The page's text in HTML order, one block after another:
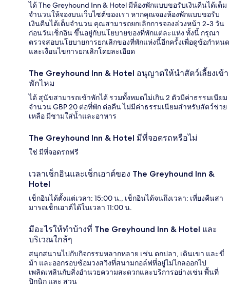
ได้ The Greyhound Inn & Hotel มีห้องพักแบบขอรับเงินคืนได้เต็ม
จำนวนให้จองบนเว็บไซต์ของเรา หากคุณจองห้องพักแบบขอรับ
เงินคืนได้เต็มจำนวน คุณสามารถยกเลิกการจองล่วงหน้า 2-3 วัน
ก่อนวันเช็กอิน ขึ้นอยู่กับนโยบายของที่พักแต่ละแห่ง ทั้งนี้ กรุณา
ตรวจสอบนโยบายการยกเลิกของที่พักแห่งนี้อีกครั้งเพื่อดูข้อกำหนด
และเงื่อนไขการยกเลิกโดยละเอียด
The Greyhound Inn & Hotel อนุญาตให้นำสัตว์เลี้ยงเข้า
พักไหม
ได้ สุนัขสามารถเข้าพักได้ รวมทั้งหมดไม่เกิน 2 ตัวมีค่าธรรมเนียม
จำนวน GBP 20 ต่อที่พัก ต่อคืน ไม่มีค่าธรรมเนียมสำหรับสัตว์ช่วย
เหลือ มีชามใส่น้ำและอาหาร
The Greyhound Inn & Hotel มีที่จอดรถหรือไม่
ใช่ มีที่จอดรถฟรี
เวลาเช็กอินและเช็กเอาต์ของ The Greyhound Inn &
Hotel
เช็กอินได้ตั้งแต่เวลา: 15:00 น., เช็กอินได้จนถึงเวลา: เที่ยงคืนสา
มารถเช็กเอาต์ได้ในเวลา 11:00 น.
มีอะไรให้ทำบ้างที่ The Greyhound Inn & Hotel และ
บริเวณใกล้ๆ
สนุกสนานไปกับกิจกรรมหลากหลาย เช่น ตกปลา, เดินเขา และขี่
ม้า และออกรอบซ้อมวงสวิงที่สนามกอล์ฟที่อยู่ไม่ไกลออกไป
เพลิดเพลินกับสิ่งอำนวยความสะดวกและบริการอย่างเช่น พื้นที่
ปิกนิก และ สวน